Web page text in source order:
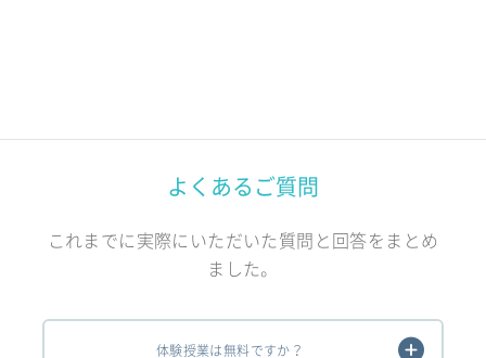
よくあるご質問
これまでに実際にいただいた質問と回答をまとめ
ました。
体験授業は無料ですか？